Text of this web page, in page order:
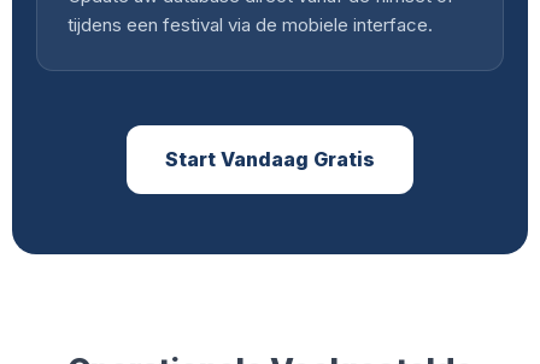
tijdens een festival via de mobiele interface.
Start Vandaag Gratis